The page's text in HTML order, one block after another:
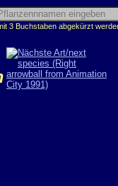
3 Buchstaben abgekürzt